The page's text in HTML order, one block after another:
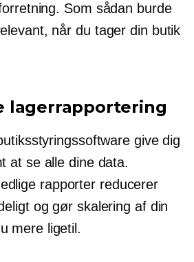
Som sådan burde
når du tager din butik
lagerrapportering
give dig
at se alle dine data.
rapporter reducerer
og gør skalering af din
mere ligetil.